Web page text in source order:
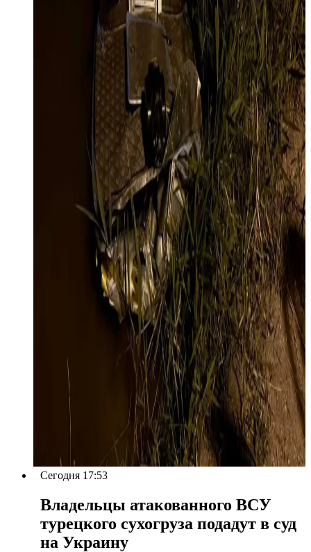
Сегодня 17:53
Владельцы атакованного ВСУ
турецкого сухогруза подадут в суд
на Украину